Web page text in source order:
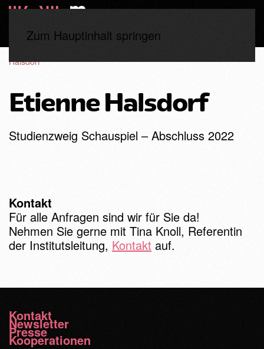
Zum Hauptinhalt springen
Halsdorf
Etienne Halsdorf
Studienzweig Schauspiel – Abschluss 2022
Kontakt
Für alle Anfragen sind wir für Sie da!
Nehmen Sie gerne mit Tina Knoll, Referentin
der Institutsleitung, Kontakt auf.
Kontakt
Newsletter
Presse
Kooperationen